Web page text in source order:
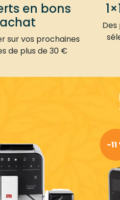
en bons
sur vos prochaines
de plus de 30 €
-11